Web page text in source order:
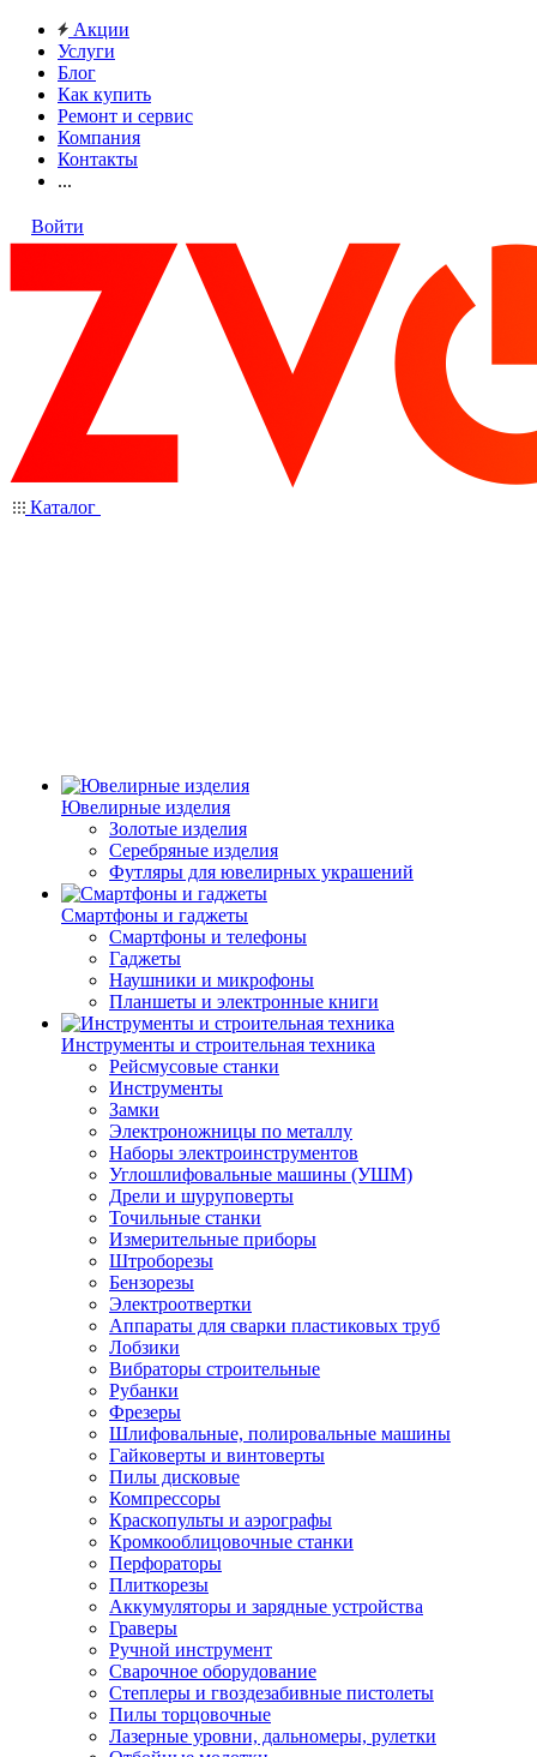
Акции
Услуги
Блог
Как купить
Ремонт и сервис
Компания
Контакты
...
Войти
Каталог
Ювелирные изделия
Золотые изделия
Серебряные изделия
Футляры для ювелирных украшений
Смартфоны и гаджеты
Смартфоны и телефоны
Гаджеты
Наушники и микрофоны
Планшеты и электронные книги
Инструменты и строительная техника
Рейсмусовые станки
Инструменты
Замки
Электроножницы по металлу
Наборы электроинструментов
Углошлифовальные машины (УШМ)
Дрели и шуруповерты
Точильные станки
Измерительные приборы
Штроборезы
Бензорезы
Электроотвертки
Аппараты для сварки пластиковых труб
Лобзики
Вибраторы строительные
Рубанки
Фрезеры
Шлифовальные, полировальные машины
Гайковерты и винтоверты
Пилы дисковые
Компрессоры
Краскопульты и аэрографы
Кромкооблицовочные станки
Перфораторы
Плиткорезы
Аккумуляторы и зарядные устройства
Граверы
Ручной инструмент
Сварочное оборудование
Степлеры и гвоздезабивные пистолеты
Пилы торцовочные
Лазерные уровни, дальномеры, рулетки